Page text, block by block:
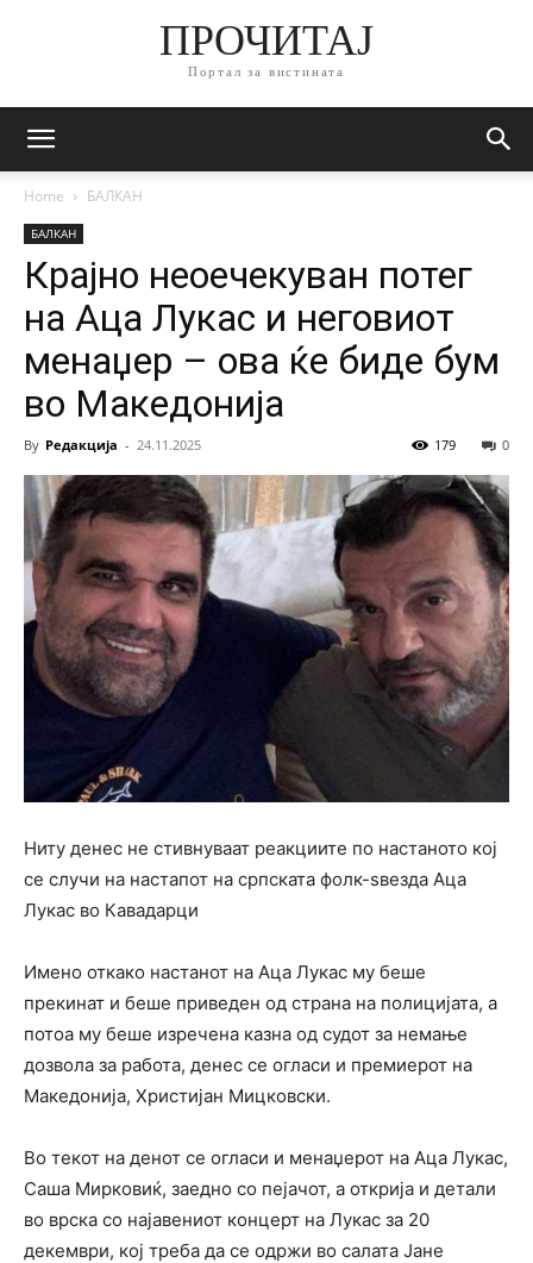
ПРОЧИТАЈ
Портал за вистината
Home БАЛКАН
БАЛКАН
Крајно неоечекуван потег
на Аца Лукас и неговиот
менаџер – ова ќе биде бум
во Македонија
By Редакција - 24.11.2025 0
179
Ниту денес не стивнуваат реакциите по настаното кој
се случи на настапот на српската фолк-ѕвезда Аца
Лукас во Кавадарци
Имено откако настанот на Аца Лукас му беше
прекинат и беше приведен од страна на полицијата, а
потоа му беше изречена казна од судот за немање
дозвола за работа, денес се огласи и премиерот на
Македонија, Христијан Мицковски.
Во текот на денот се огласи и менаџерот на Аца Лукас,
Саша Мирковиќ, заедно со пејачот, а открија и детали
во врска со најавениот концерт на Лукас за 20
декември, кој треба да се одржи во салата Јане